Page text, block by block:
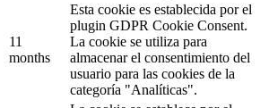
11
months
Esta cookie es establecida por el
plugin GDPR Cookie Consent.
La cookie se utiliza para
almacenar el consentimiento del
usuario para las cookies de la
categoría "Analíticas".